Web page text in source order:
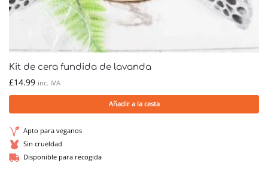
Kit de cera fundida de lavanda
£14.99 inc. IVA
Añadir a la cesta
Apto para veganos
Sin crueldad
Disponible para recogida